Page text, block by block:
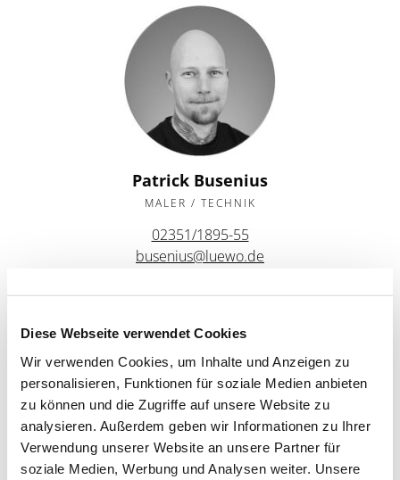
Diese Webseite verwendet Cookies
Wir verwenden Cookies, um Inhalte und Anzeigen zu
personalisieren, Funktionen für soziale Medien anbieten
zu können und die Zugriffe auf unsere Website zu
analysieren. Außerdem geben wir Informationen zu Ihrer
Verwendung unserer Website an unsere Partner für
soziale Medien, Werbung und Analysen weiter. Unsere
Patrick Busenius
MALER / TECHNIK
02351/1895-55
busenius@luewo.de
Stefan Silz